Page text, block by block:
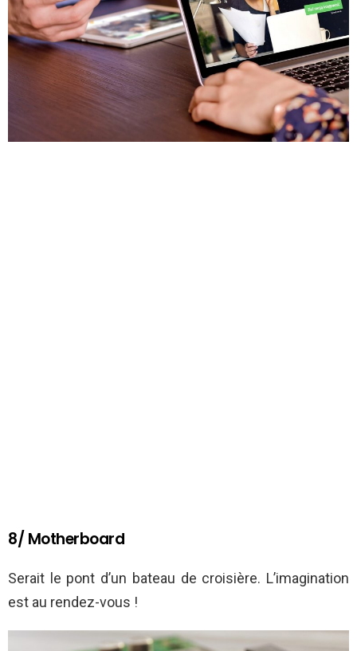
8/ Motherboard
Serait le pont d’un bateau de croisière. L’imagination
est au rendez-vous !